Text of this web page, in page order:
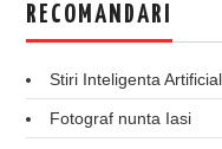
RECOMANDARI
Stiri Inteligenta
Fotograf nunta Iasi